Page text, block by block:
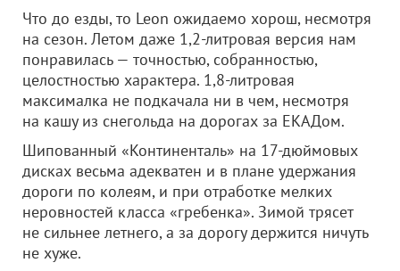
Что до езды, то Leon ожидаемо хорош, несмотря
на сезон. Летом даже 1,2-литровая версия нам
понравилась — точностью, собранностью,
целостностью характера. 1,8-литровая
максималка не подкачала ни в чем, несмотря
на кашу из снегольда на дорогах за ЕКАДом.
Шипованный «Континенталь» на 17-дюймовых
дисках весьма адекватен и в плане удержания
дороги по колеям, и при отработке мелких
неровностей класса «гребенка». Зимой трясет
не сильнее летнего, а за дорогу держится ничуть
не хуже.